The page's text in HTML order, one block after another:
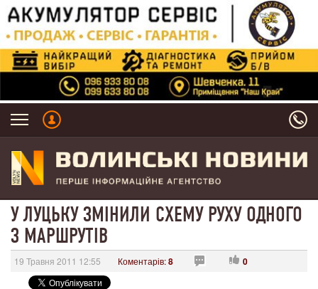
У ЛУЦЬКУ ЗМІНИЛИ СХЕМУ РУХУ ОДНОГО
З МАРШРУТІВ
19 Травня 2011 12:55 Коментарів:8 0